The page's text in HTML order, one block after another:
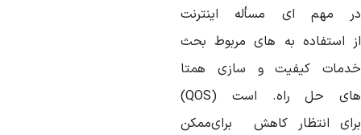
اینترنت
مسأله ای مهم
بحث
های مربوط به استفاده
همتا
سازی و کیفیت
(QOS)است .راه حل
ممکنبرای کاهش انتظار